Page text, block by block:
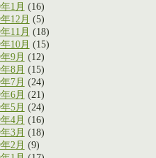
1月 (16)
12月 (5)
11月 (18)
10月 (15)
9月 (12)
8月 (15)
7月 (24)
6月 (21)
5月 (24)
4月 (16)
3月 (18)
2月 (9)